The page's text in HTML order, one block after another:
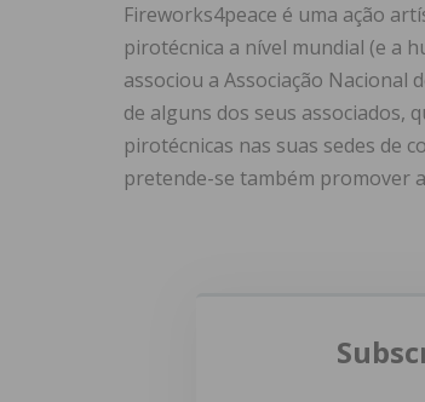
Fireworks4peace é uma ação
pirotécnica a nível mundial (e a
associou a Associação Nacional
de alguns dos seus associados,
pirotécnicas nas suas sedes de
pretende-se também promover a